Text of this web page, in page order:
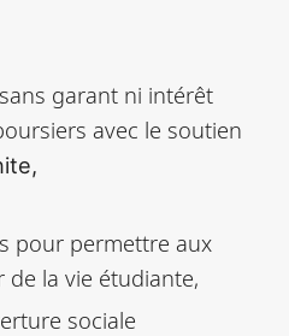
garant ni intérêt
avec le soutien
pour permettre aux
la vie étudiante,
sociale